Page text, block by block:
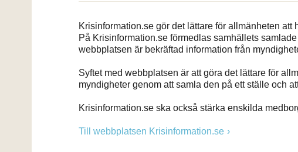
Krisinformation.se gör det lättare för allmänheten
På Krisinformation.se förmedlas samhällets
webbplatsen är bekräftad information från
Syftet med webbplatsen är att göra det lättare för
myndigheter genom att samla den på ett ställe och
Krisinformation.se ska också stärka enskilda
Till webbplatsen Krisinformation.se